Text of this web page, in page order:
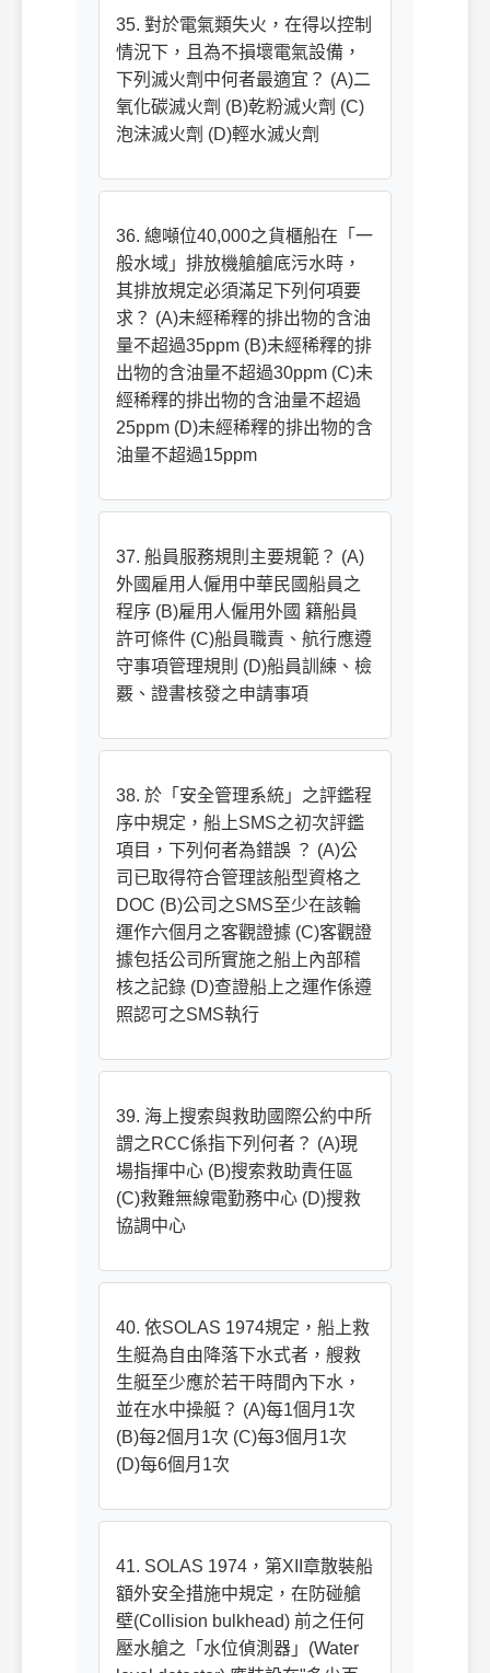
35. 對於電氣類失火，在得以控制
情況下，且為不損壞電氣設備，
下列滅火劑中何者最適宜？ (A)二
氧化碳滅火劑 (B)乾粉滅火劑 (C)
泡沫滅火劑 (D)輕水滅火劑
36. 總噸位40,000之貨櫃船在「一
般水域」排放機艙艙底污水時，
其排放規定必須滿足下列何項要
求？ (A)未經稀釋的排出物的含油
量不超過35ppm (B)未經稀釋的排
出物的含油量不超過30ppm (C)未
經稀釋的排出物的含油量不超過
25ppm (D)未經稀釋的排出物的含
油量不超過15ppm
37. 船員服務規則主要規範？ (A)
外國雇用人僱用中華民國船員之
程序 (B)雇用人僱用外國 籍船員
許可條件 (C)船員職責、航行應遵
守事項管理規則 (D)船員訓練、檢
覈、證書核發之申請事項
38. 於「安全管理系統」之評鑑程
序中規定，船上SMS之初次評鑑
項目，下列何者為錯誤 ？ (A)公
司已取得符合管理該船型資格之
DOC (B)公司之SMS至少在該輪
運作六個月之客觀證據 (C)客觀證
據包括公司所實施之船上內部稽
核之記錄 (D)查證船上之運作係遵
照認可之SMS執行
39. 海上搜索與救助國際公約中所
謂之RCC係指下列何者？ (A)現
場指揮中心 (B)搜索救助責任區
(C)救難無線電勤務中心 (D)搜救
協調中心
40. 依SOLAS 1974規定，船上救
生艇為自由降落下水式者，艘救
生艇至少應於若干時間內下水，
並在水中操艇？ (A)每1個月1次
(B)每2個月1次 (C)每3個月1次
(D)每6個月1次
41. SOLAS 1974，第XII章散裝船
額外安全措施中規定，在防碰艙
壁(Collision bulkhead) 前之任何
壓水艙之「水位偵測器」(Water